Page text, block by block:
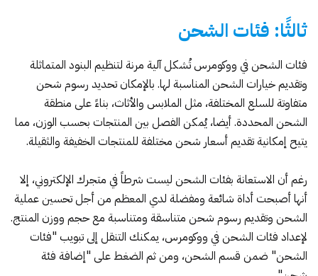
ثالثًا: فئات الشحن
فئات الشحن في ووكومرس تُشكل آلية مرنة لتنظيم البنود المتماثلة
وتقديم خيارات الشحن المناسبة لها. بالإمكان تحديد رسوم شحن
متفاوتة للسلع المختلفة، مثل الملابس والأثاث، بناءً على منطقة
الشحن المحددة. أيضا، يُمكن الفصل بين المنتجات بحسب الوزن، مما
يتيح إمكانية تقديم أسعار شحن مختلفة للمنتجات الخفيفة والثقيلة.
رغم أن الاستعانة بفئات الشحن ليست شرطاً في متجرك الإلكتروني، إلا
أنها أصبحت أداة شائعة ومفضلة لدي المعظم من أجل تحسين عملية
الشحن وتقديم رسوم شحن متناسقة ومتناسبة مع حجم ووزن المنتج.
لإعداد فئات الشحن في ووكومرس، يمكنك التنقل إلى تبويب "فئات
الشحن" ضمن قسم الشحن، ومن ثم الضغط على "إضافة فئة